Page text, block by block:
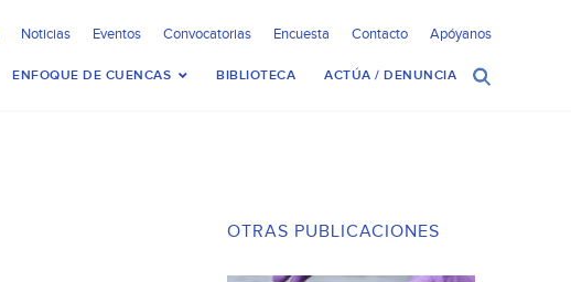
Noticias Eventos Convocatorias Encuesta Contacto Apóyanos
ENFOQUE DE CUENCAS BIBLIOTECA ACTÚA / DENUNCIA
OTRAS PUBLICACIONES